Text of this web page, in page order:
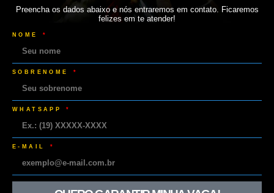
Preencha os dados abaixo e nós entraremos em contato. Ficaremos
felizes em te atender!
NOME
SOBRENOME
WHATSAPP
E-MAIL